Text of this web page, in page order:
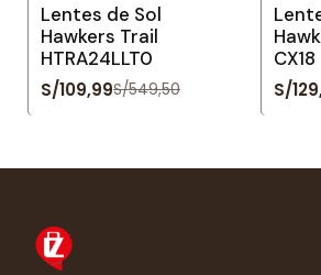
Lentes de Sol
Hawkers Trail
HTRA24LLT0
S/109,99S/549,50
CX18
S/